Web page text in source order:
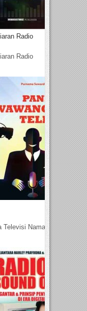
Radio
Radio
Televisi Nama